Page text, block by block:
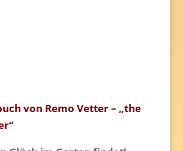
von Remo Vetter – „the